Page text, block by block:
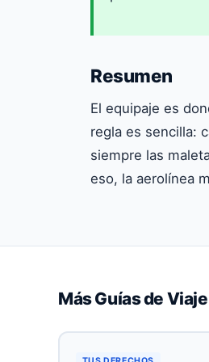
Resumen
El equipaje es
regla es sencilla:
siempre las
eso, la aerolínea
Más Guías de Viaje